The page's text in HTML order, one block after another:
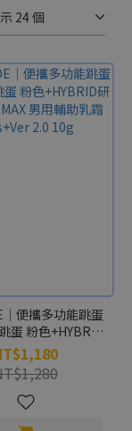
24 個
便攜多功能跳蛋
蛋 粉色+HYBRID
MAX 男用輔助乳
2.0 10g